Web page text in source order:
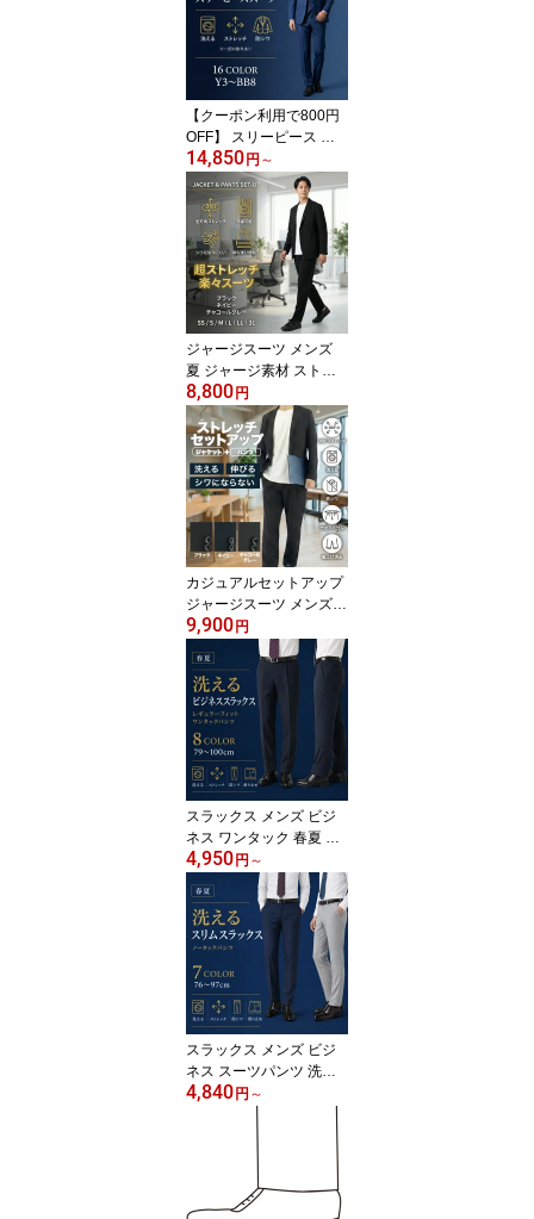
ゴルフ 制服 剣道 審判 出
張 トラベル 定番 ベーシ
ック 父の日 プレゼント
ウールライク 1YGC01-1
1
【クーポン利用で800円
OFF】 スリーピース ス
ーツ メンズ 3ピース スリ
ム ストレッチ 細身 ジレ
ベスト付き サマースーツ
強撚 薄手 ウォッシャブ
ル 洗える ノータック 防
シワ おしゃれ 春夏 通勤
ビジネススーツ 面接 結
婚式 黒 紺 グレー Y体 A
体 AB体 BB体 R01-3PYG
S
14,850 円 ～
ジャージスーツ メンズ
夏 ジャージ素材 ストレ
ッチスーツ ジャージース
ーツ セットアップ メン
ズ カジュアル 上下セッ
ト パンツ 大きいサイズ
ゆったり 洗える 裾上げ
済み ウエストゴム 超ス
トレッチ 防シワ オフィ
スカジュアル クールビズ
通勤 春夏 ビジネス 2FAK
31
8,800 円
カジュアルセットアップ
ジャージスーツ メンズ
カジュアル スーツ セッ
トアップスーツ 超ストレ
ッチ 楽々スーツ ストレ
ッ ゆったりフィット 洗
える ウォッシャブル テ
レワーク 裾上げ済み ウ
エストゴム 防シワ ブラ
ック ネイビー グレー 2F
AK33
9,900 円
スラックス メンズ ビジ
ネス ワンタック 春夏 ク
ールビズ オフィスカジュ
アル 強撚 ストレッチ ウ
ォッシャブル 洗える リ
ンクルフリー 防シワ レ
ギュラー ジャケパン す
べり止め パンツ ズボン
千鳥格子 ピンチェック
無地 黒 紺 グレー 即日出
荷 R01-SLACKS
4,950 円 ～
スラックス メンズ ビジ
ネス スーツパンツ 洗え
る ウォッシャブル 家庭
洗濯 ノータック 美脚ス
リム テーパード 即日出
荷 ストレッチ 防シワ 春
夏 サマー クールビズ オ
フィスカジュアル 通気性
4,840 円 ～